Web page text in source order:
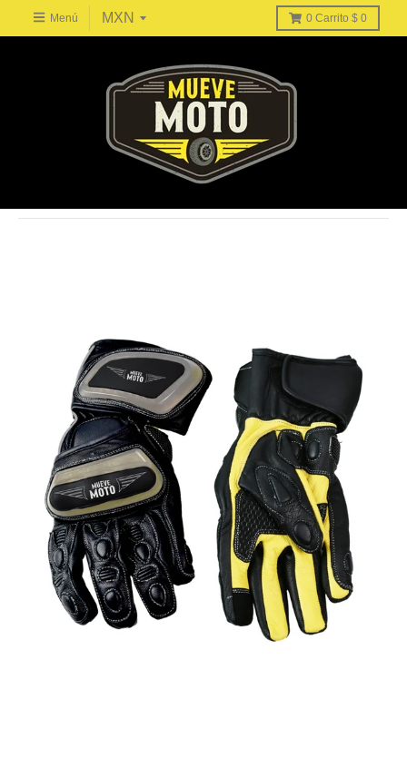
Menú 0 Carrito $ 0